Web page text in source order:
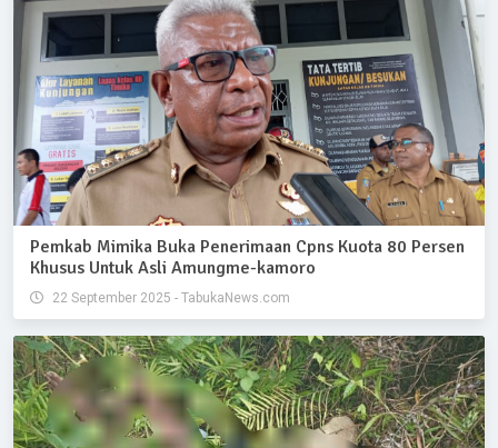
Pemkab Mimika Buka Penerimaan Cpns Kuota 80 Persen
Khusus Untuk Asli Amungme-kamoro
22 September 2025 - TabukaNews.com